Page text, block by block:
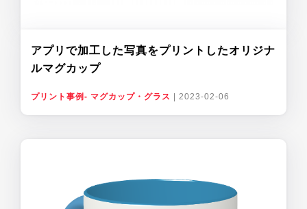
アプリで加工した写真をプリントしたオリジナ
ルマグカップ
プリント事例- マグカップ・グラス 2023-02-06